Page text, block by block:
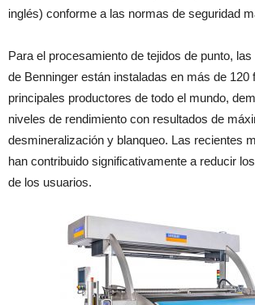
inglés) conforme a las normas de seguridad
Para el procesamiento de tejidos de punto,
de Benninger están instaladas en más de 120
principales productores de todo el mundo,
niveles de rendimiento con resultados de
desmineralización y blanqueo. Las recientes
han contribuido significativamente a reducir
de los usuarios.